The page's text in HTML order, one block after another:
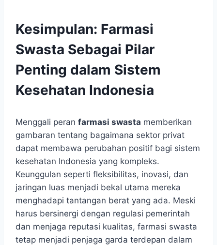
Kesimpulan: Farmasi
Swasta Sebagai Pilar
Penting dalam Sistem
Kesehatan Indonesia
Menggali peran farmasi swasta memberikan
gambaran tentang bagaimana sektor privat
dapat membawa perubahan positif bagi sistem
kesehatan Indonesia yang kompleks.
Keunggulan seperti fleksibilitas, inovasi, dan
jaringan luas menjadi bekal utama mereka
menghadapi tantangan berat yang ada. Meski
harus bersinergi dengan regulasi pemerintah
dan menjaga reputasi kualitas, farmasi swasta
tetap menjadi penjaga garda terdepan dalam